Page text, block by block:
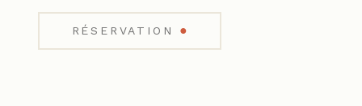
RÉSERVATION ●